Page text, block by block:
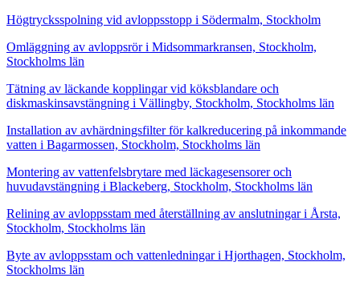
Högtrycksspolning vid avloppsstopp i Södermalm, Stockholm
Omläggning av avloppsrör i Midsommarkransen, Stockholm,
Stockholms län
Tätning av läckande kopplingar vid köksblandare och
diskmaskinsavstängning i Vällingby, Stockholm, Stockholms län
Installation av avhärdningsfilter för kalkreducering på inkommande
vatten i Bagarmossen, Stockholm, Stockholms län
Montering av vattenfelsbrytare med läckagesensorer och
huvudavstängning i Blackeberg, Stockholm, Stockholms län
Relining av avloppsstam med återställning av anslutningar i Årsta,
Stockholm, Stockholms län
Byte av avloppsstam och vattenledningar i Hjorthagen, Stockholm,
Stockholms län